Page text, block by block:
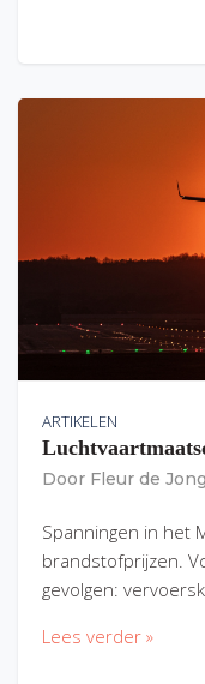
ARTIKELEN
Door Fleur de Jong
Spanningen in het
brandstofprijzen.
gevolgen:
Lees verder »